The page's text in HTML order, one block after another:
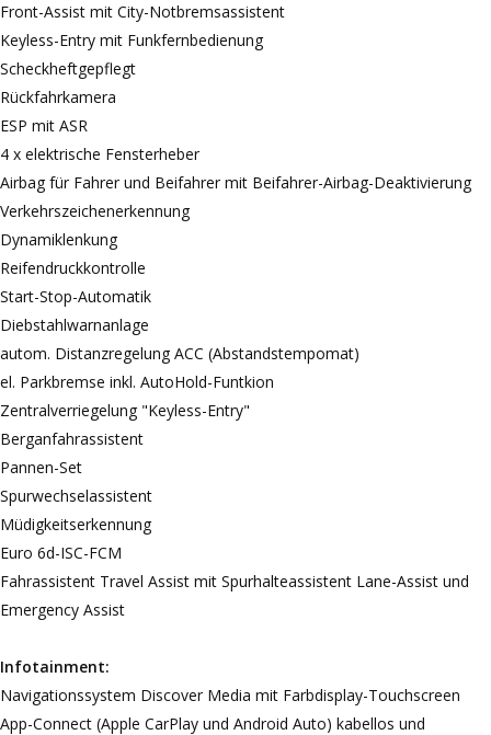
Front-Assist mit City-Notbremsassistent
Keyless-Entry mit Funkfernbedienung
Scheckheftgepflegt
Rückfahrkamera
ESP mit ASR
4 x elektrische Fensterheber
Airbag für Fahrer und Beifahrer mit Beifahrer-Airbag-Deaktivierung
Verkehrszeichenerkennung
Dynamiklenkung
Reifendruckkontrolle
Start-Stop-Automatik
Diebstahlwarnanlage
autom. Distanzregelung ACC (Abstandstempomat)
el. Parkbremse inkl. AutoHold-Funtkion
Zentralverriegelung "Keyless-Entry"
Berganfahrassistent
Pannen-Set
Spurwechselassistent
Müdigkeitserkennung
Euro 6d-ISC-FCM
Fahrassistent Travel Assist mit Spurhalteassistent Lane-Assist und
Emergency Assist
Infotainment:
Navigationssystem Discover Media mit Farbdisplay-Touchscreen
App-Connect (Apple CarPlay und Android Auto) kabellos und